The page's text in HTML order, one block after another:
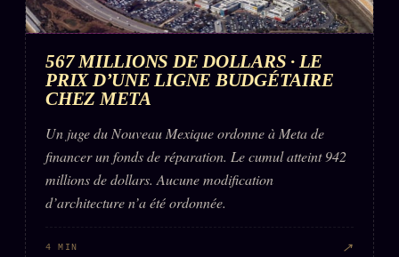
567 MILLIONS DE DOLLARS · LE
PRIX D’UNE LIGNE BUDGÉTAIRE
CHEZ META
Un juge du Nouveau Mexique ordonne à Meta de
financer un fonds de réparation. Le cumul atteint 942
millions de dollars. Aucune modification
d’architecture n’a été ordonnée.
4 MIN ↗